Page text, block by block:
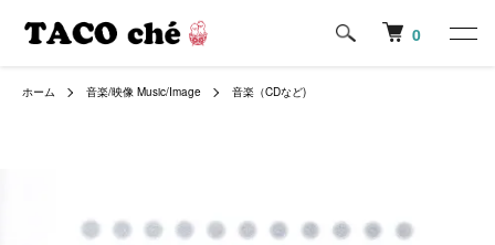
0
ホーム 音楽/映像 Music/Image 音楽（CDなど)